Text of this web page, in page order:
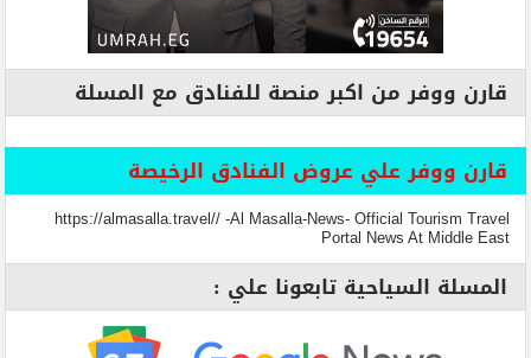
قارن ووفر من اكبر منصة للفنادق مع المسلة
قارن ووفر علي عروض الفنادق الرخيصة
https://almasalla.travel// -Al Masalla-News- Official Tourism Travel
Portal News At Middle East
المسلة السياحية تابعونا علي :